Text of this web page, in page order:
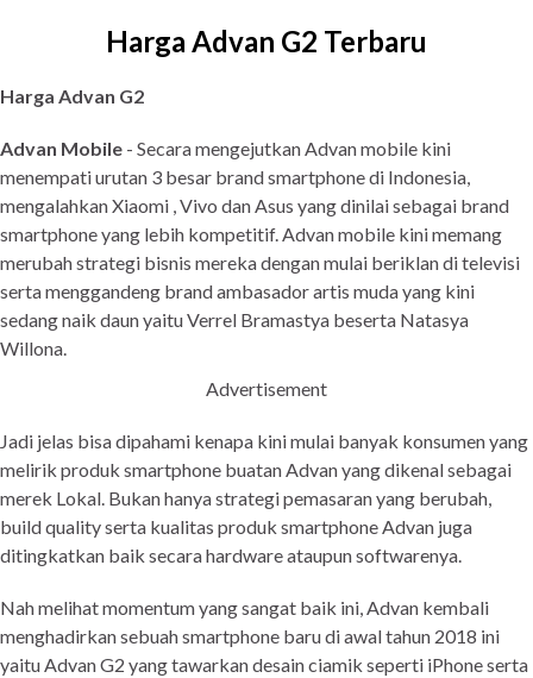
Harga Advan G2 Terbaru
Harga Advan G2
Advan Mobile - Secara mengejutkan Advan mobile kini
menempati urutan 3 besar brand smartphone di Indonesia,
mengalahkan Xiaomi , Vivo dan Asus yang dinilai sebagai brand
smartphone yang lebih kompetitif. Advan mobile kini memang
merubah strategi bisnis mereka dengan mulai beriklan di televisi
serta menggandeng brand ambasador artis muda yang kini
sedang naik daun yaitu Verrel Bramastya beserta Natasya
Willona.
Advertisement
Jadi jelas bisa dipahami kenapa kini mulai banyak konsumen yang
melirik produk smartphone buatan Advan yang dikenal sebagai
merek Lokal. Bukan hanya strategi pemasaran yang berubah,
build quality serta kualitas produk smartphone Advan juga
ditingkatkan baik secara hardware ataupun softwarenya.
Nah melihat momentum yang sangat baik ini, Advan kembali
menghadirkan sebuah smartphone baru di awal tahun 2018 ini
yaitu Advan G2 yang tawarkan desain ciamik seperti iPhone serta